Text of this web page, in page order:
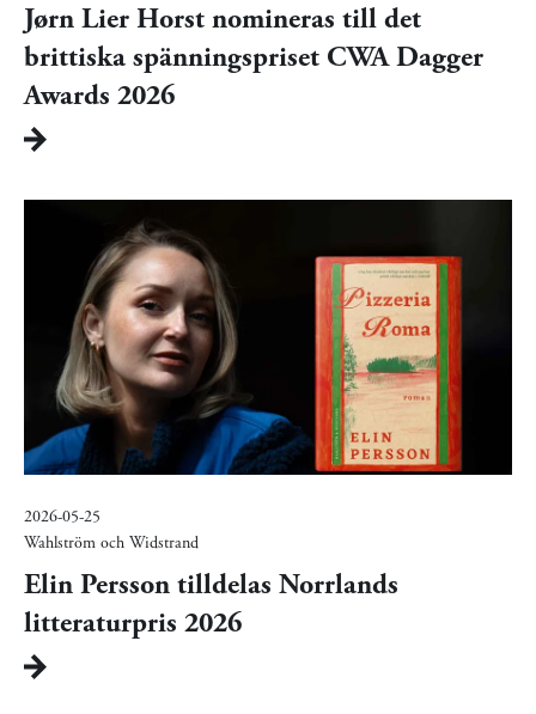
Jørn Lier Horst nomineras till det
brittiska spänningspriset CWA Dagger
Awards 2026
2026-05-25
Wahlström och Widstrand
Elin Persson tilldelas Norrlands
litteraturpris 2026